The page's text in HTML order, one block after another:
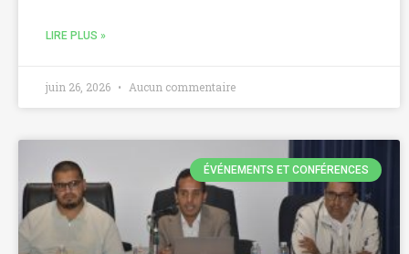
LIRE PLUS »
juin 26, 2026 Aucun commentaire
ÉVÉNEMENTS ET CONFÉRENCES